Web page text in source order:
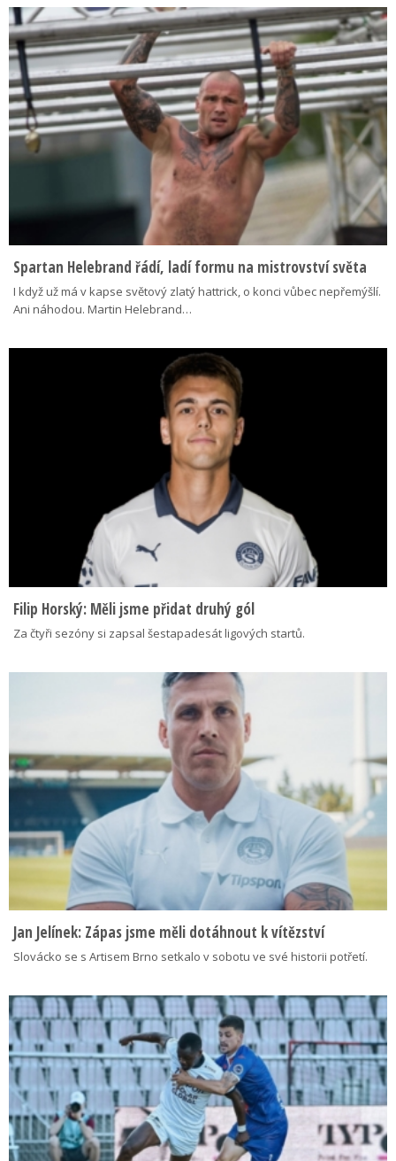
Spartan Helebrand řádí, ladí formu na mistrovství světa
I když už má v kapse světový zlatý hattrick, o konci vůbec nepřemýšlí.
Ani náhodou. Martin Helebrand…
Filip Horský: Měli jsme přidat druhý gól
Za čtyři sezóny si zapsal šestapadesát ligových startů.
Jan Jelínek: Zápas jsme měli dotáhnout k vítězství
Slovácko se s Artisem Brno setkalo v sobotu ve své historii potřetí.